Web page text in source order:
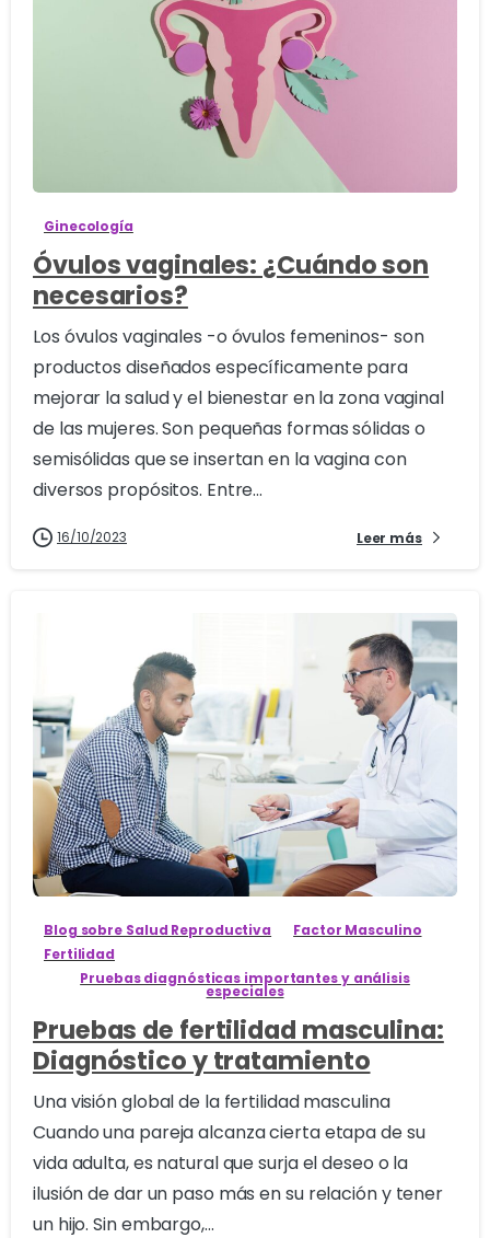
Ginecología
Óvulos vaginales: ¿Cuándo son
necesarios?
Los óvulos vaginales -o óvulos femeninos- son
productos diseñados específicamente para
mejorar la salud y el bienestar en la zona vaginal
de las mujeres. Son pequeñas formas sólidas o
semisólidas que se insertan en la vagina con
diversos propósitos. Entre...
16/10/2023 Leer más
3
Blog sobre Salud Reproductiva
Factor Masculino
Fertilidad
Pruebas diagnósticas importantes y análisis
especiales
Pruebas de fertilidad masculina:
Diagnóstico y tratamiento
Una visión global de la fertilidad masculina
Cuando una pareja alcanza cierta etapa de su
vida adulta, es natural que surja el deseo o la
ilusión de dar un paso más en su relación y tener
un hijo. Sin embargo,...